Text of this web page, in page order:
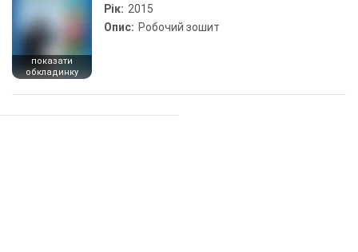
показати
обкладинку
Рік: 2015
Опис: Робочий зошит